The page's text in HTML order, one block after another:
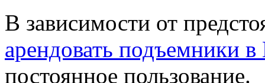
В зависимости от
арендовать подъемники в
постоянное пользование.